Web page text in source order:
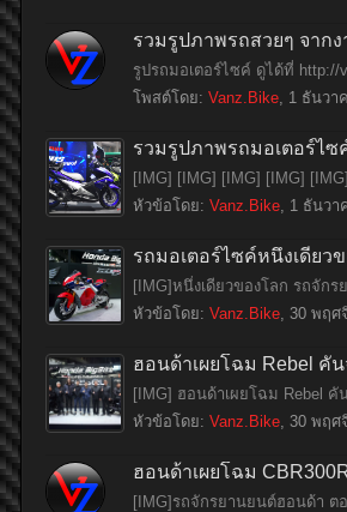
รวมรูปภาพรถสวยๆ จากง
รูปรถมอเตอร์ไซค์ ดูได้ที่ http://
โพสต์โดย: Vanz.Bike, 1 ธันวา
รวมรูปภาพรถมอเตอร์ไซ
[IMG] [IMG] [IMG] [IMG]
หัวข้อโดย: Vanz.Bike, 1 ธันวา
รถมอเตอร์ไซค์หนึ่งเดียว
[IMG]​ หนึ่งเดียวของโลก รถจัก
หัวข้อโดย: Vanz.Bike, 30 พฤศ
ฮอนด้าเผยโฉม Rebel คั
[IMG] ฮอนด้าเผยโฉม Rebel
หัวข้อโดย: Vanz.Bike, 30 พฤศ
ฮอนด้าเผยโฉม
[IMG]​ รถจักรยานยนต์ฮอนด้า ต